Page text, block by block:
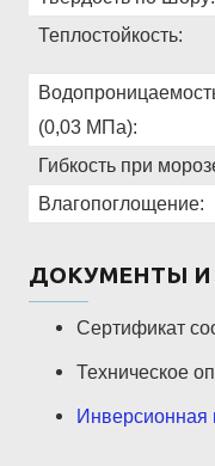
Теплостойкость:
(0,03 МПа):
Гибкость при
Влагопоглощение:
ДОКУМЕНТЫ
Сертификат
Техническое
Инверсионная